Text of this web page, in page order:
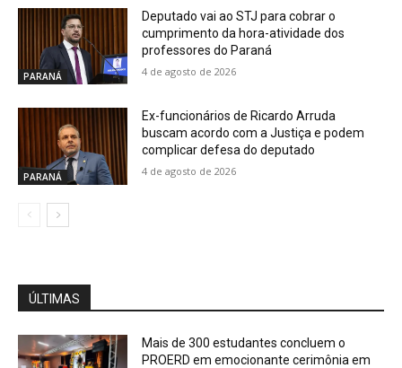
PARANÁ
Deputado vai ao STJ para cobrar o
cumprimento da hora-atividade dos
professores do Paraná
4 de agosto de 2026
PARANÁ
Ex-funcionários de Ricardo Arruda
buscam acordo com a Justiça e podem
complicar defesa do deputado
4 de agosto de 2026
ÚLTIMAS
Mais de 300 estudantes concluem o
PROERD em emocionante cerimônia em